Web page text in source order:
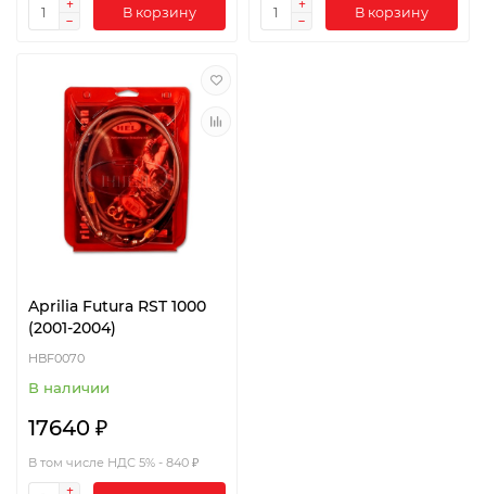
В корзину В корзину
Aprilia Futura RST 1000
(2001-2004)
HBF0070
В наличии
17640 ₽
В том числе НДС 5% - 840 ₽